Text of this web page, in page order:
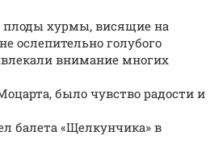
плоды хурмы, висящие на
ослепительно голубого
внимание многих
было чувство радости и
балета «Щелкунчика» в